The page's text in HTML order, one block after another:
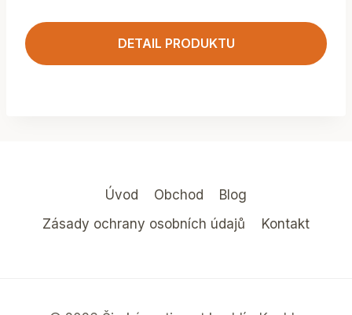
DETAIL PRODUKTU
Úvod Obchod
Blog
Zásady ochrany osobních údajů
Kontakt